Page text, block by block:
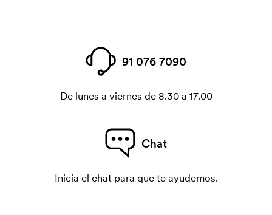
91 076 7090
De lunes a viernes de 8.30 a 17.00
Chat
Inicia el chat para que te ayudemos.